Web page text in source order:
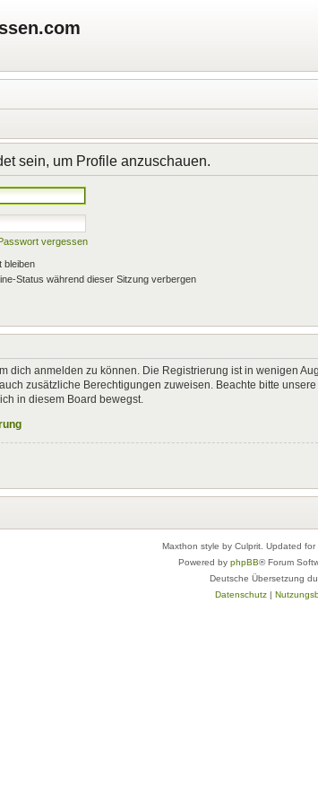
sein, um Profile anzuschauen.
vergessen
bleiben
Status während dieser Sitzung verbergen
dich anmelden zu können. Die Registrierung ist in wenigen
zusätzliche Berechtigungen zuweisen. Beachte bitte
in diesem Board bewegst.
Maxthon style by Culprit. Updated
Powered by phpBB® Forum
Deutsche Übersetzung
Datenschutz|